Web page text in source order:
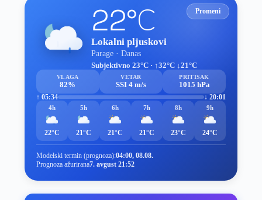
Promeni
22°C
Lokalni pljuskovi
Parage · Danas
Subjektivno 23°C · ↑32°C ↓21°C
VLAGA
82%
VETAR
SSI 4 m/s
PRITISAK
1015 hPa
↑ 05:34
↓ 20:01
4h
22°C
5h
21°C
6h
21°C
7h
21°C
8h
23°C
9h
24°C
Modelski termin (prognoza):04:00, 08.08.
Prognoza ažurirana7. avgust 21:52